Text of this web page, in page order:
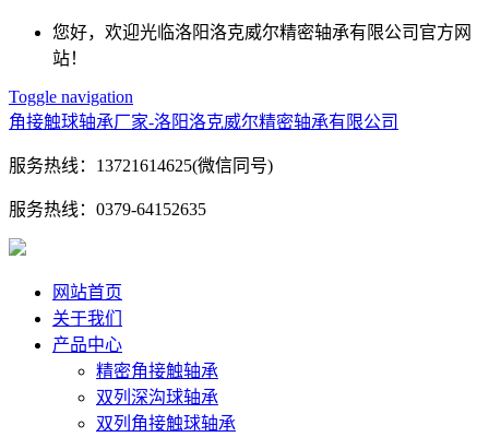
您好，欢迎光临洛阳洛克威尔精密轴承有限公司官方网
站！
Toggle navigation
角接触球轴承厂家-洛阳洛克威尔精密轴承有限公司
服务热线： 13721614625(微信同号)
服务热线： 0379-64152635
网站首页
关于我们
产品中心
精密角接触轴承
双列深沟球轴承
双列角接触球轴承